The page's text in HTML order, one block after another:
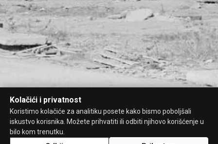
Kolačići i privatnost
Koristimo kolačiće za analitiku posete kako bismo poboljšali
iskustvo korisnika. Možete prihvatiti ili odbiti njihovo korišćenje u
bilo kom trenutku.